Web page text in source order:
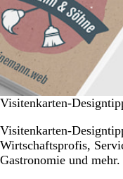
Visitenkarten-
Visitenkarten-
Wirtschaftsprofis,
Gastronomie und mehr.